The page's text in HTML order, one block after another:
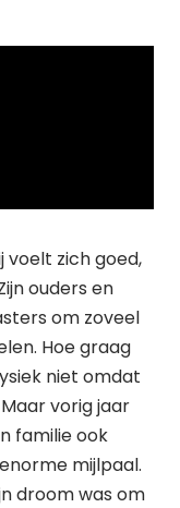
voelt zich goed,
ouders en
om zoveel
Hoe graag
niet omdat
vorig jaar
familie ook
mijlpaal.
droom was om